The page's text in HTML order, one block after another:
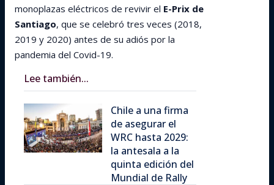
monoplazas eléctricos de revivir el E-Prix de
Santiago, que se celebró tres veces (2018,
2019 y 2020) antes de su adiós por la
pandemia del Covid-19.
Lee también...
Chile a una firma
de asegurar el
WRC hasta 2029:
la antesala a la
quinta edición del
Mundial de Rally